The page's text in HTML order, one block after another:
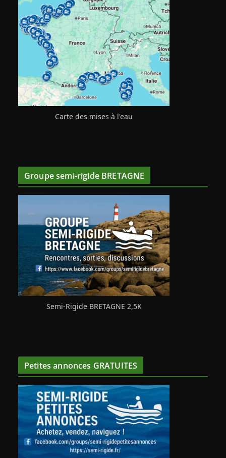
Carte des mises à l'eau
Groupe semi-rigide BRETAGNE
Semi-Rigide BRETAGNE 2,5K
Petites annonces GRATUITES